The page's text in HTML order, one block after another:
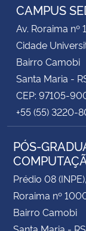
CAMPUS
Av. Roraima nº
Cidade
Bairro Camobi
Santa Maria -
CEP: 97105-
+55 (55) 3220-
PÓS-
Prédio 08
Roraima nº
Bairro Camobi
Santa Maria - RS